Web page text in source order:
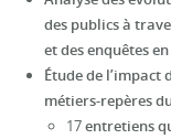
des publics à
et des enquêtes
Étude de l’impact
métiers-repères
17entretiens